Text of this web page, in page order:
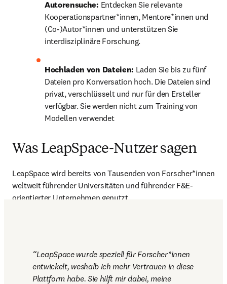
Autorensuche: Entdecken Sie relevante
Kooperationspartner*innen, Mentore*innen und
(Co-)Autor*innen und unterstützen Sie
interdisziplinäre Forschung.
Hochladen von Dateien: Laden Sie bis zu fünf
Dateien pro Konversation hoch. Die Dateien sind
privat, verschlüsselt und nur für den Ersteller
verfügbar. Sie werden nicht zum Training von
Modellen verwendet
Was LeapSpace-Nutzer sagen
LeapSpace wird bereits von Tausenden von Forscher*innen
weltweit führender Universitäten und führender F&E-
orientierter Unternehmen genutzt.
LeapSpace wurde speziell für Forscher*innen
entwickelt, weshalb ich mehr Vertrauen in diese
Plattform habe. Sie hilft mir dabei, meine